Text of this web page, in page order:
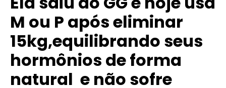
M ou P após eliminar
15kg,equilibrando seus
hormônios de forma
natural e não sofre